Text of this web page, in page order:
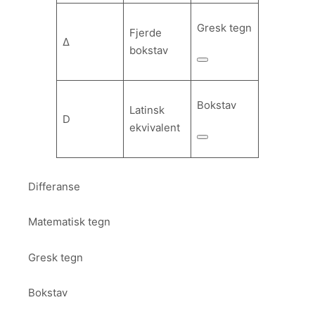
Δ
Fjerde
bokstav
Gresk tegn
D
Latinsk
ekvivalent
Bokstav
Differanse
Matematisk tegn
Gresk tegn
Bokstav